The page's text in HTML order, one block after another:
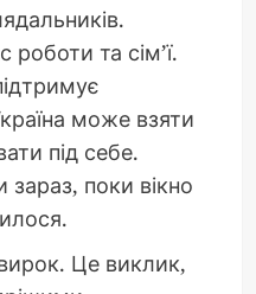
та сім’ї.
може взяти
під себе.
поки вікно
Це виклик,